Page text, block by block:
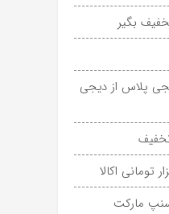
بگیر
3 ماهه دیجی پلاس از دیجی
مارکت